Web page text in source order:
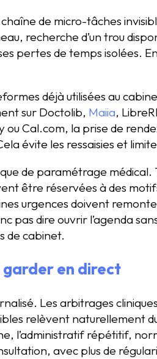
de micro-tâches
recherche d’un trou
pertes de temps isolées.
déjà utilisées au
sur Doctolib, Maiia,
Cal.com, la prise de
évite les ressaisies et
de paramétrage médical.
être réservées à des
urgences doivent
pas dire ouvrir l’agenda
de cabinet.
en direct
Les arbitrages
relèvent naturellement
l’administratif répétitif,
avec plus de